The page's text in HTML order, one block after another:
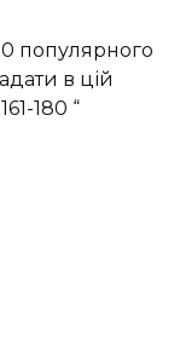
популярного
в цій
180 “